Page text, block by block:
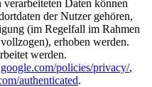
Daten können
der Nutzer gehören,
(im Regelfall im Rahmen
erhoben werden.
werden.
policies/privacy/,
authenticated.